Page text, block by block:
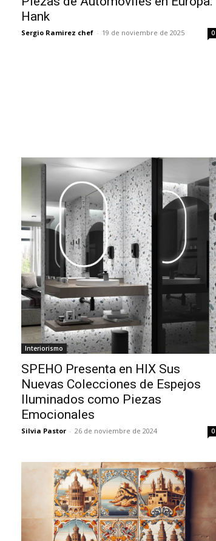
Hank
Sergio Ramirez chef - 19 de noviembre de 2025 0
Interiorismo
SPEHO Presenta en HIX Sus
Nuevas Colecciones de Espejos
Iluminados como Piezas
Emocionales
Silvia Pastor - 26 de noviembre de 2024 0